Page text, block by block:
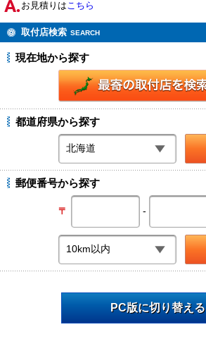
お見積りはこちら
取付店検索 SEARCH
現在地から探す
都道府県から探す
郵便番号から探す
〒 -
PC版に切り替える